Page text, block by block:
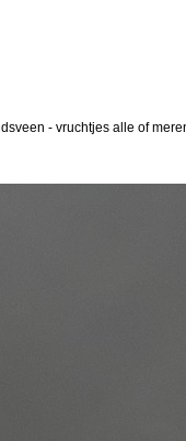
- vruchtjes alle of